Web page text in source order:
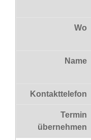
Wo
Name
Kontakttelefon
Termin
übernehmen